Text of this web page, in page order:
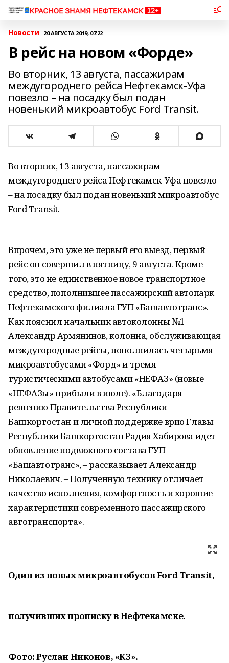
Новости 20 АВГУСТА 2019, 07:22
В рейс на новом «Форде»
Во вторник, 13 августа, пассажирам
междугороднего рейса Нефтекамск-Уфа
повезло – на посадку был подан
новенький микроавтобус Ford Transit.
Во вторник, 13 августа, пассажирам
междугороднего рейса Нефтекамск-Уфа повезло
– на посадку был подан новенький микроавтобус
Ford Transit.
Впрочем, это уже не первый его выезд, первый
рейс он совершил в пятницу, 9 августа. Кроме
того, это не единственное новое транспортное
средство, пополнившее пассажирский автопарк
Нефтекамского филиала ГУП «Башавтотранс».
Как пояснил начальник автоколонны №1
Александр Армянинов, колонна, обслуживающая
междугородные рейсы, пополнилась четырьмя
микроавтобусами «Форд» и тремя
туристическими автобусами «НЕФАЗ» (новые
«НЕФАЗы» прибыли в июле). «Благодаря
решению Правительства Республики
Башкортостан и личной поддержке врио Главы
Республики Башкортостан Радия Хабирова идет
обновление подвижного состава ГУП
«Башавтотранс», – рассказывает Александр
Николаевич. – Полученную технику отличает
качество исполнения, комфортность и хорошие
характеристики современного пассажирского
автотранспорта».
Один из новых микроавтобусов Ford Transit,
получивших прописку в Нефтекамске.
Фото: Руслан Никонов, «КЗ».